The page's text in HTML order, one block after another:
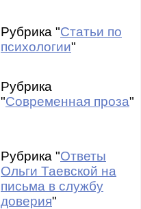
Рубрика "Статьи по
психологии"
Рубрика
"Современная проза"
Рубрика "Ответы
Ольги Таевской на
письма в службу
доверия"